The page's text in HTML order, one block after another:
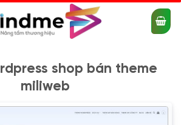
shop bán theme
miliweb